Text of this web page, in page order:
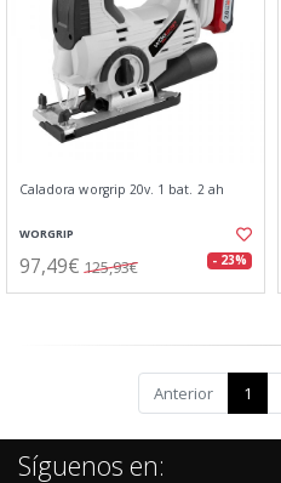
Caladora worgrip 20v. 1 bat. 2 ah
WORGRIP
97,49€ 125,93€ - 23%
Anterior 1
Síguenos en: